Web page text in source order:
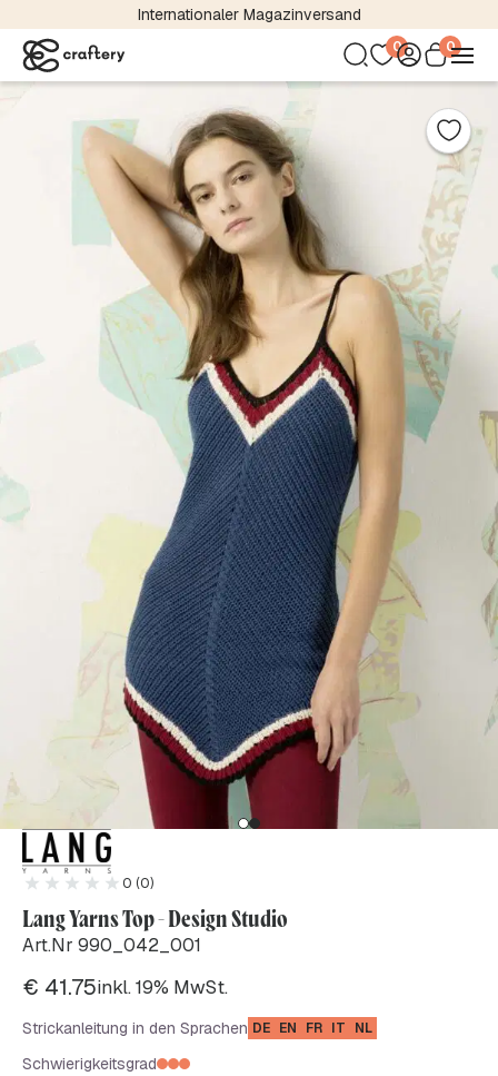
Kostenloser Versand bereits ab 24,95 €
0 0
0 (0)
Lang Yarns Top - Design Studio
Art.Nr 990_042_001
€ 41.75inkl. 19% MwSt.
Strickanleitung in den Sprachen DE EN FR IT NL
Schwierigkeitsgrad